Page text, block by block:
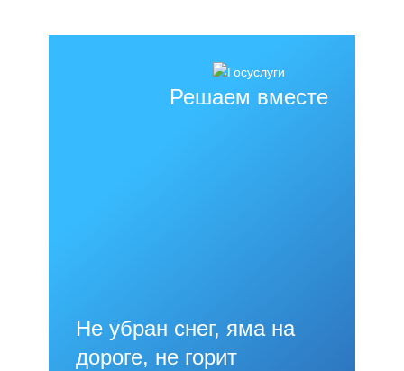
Решаем вместе
Не убран снег, яма на
дороге, не горит